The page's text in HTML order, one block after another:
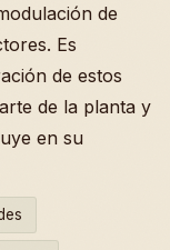
de
Es
de estos
de la planta y
en su